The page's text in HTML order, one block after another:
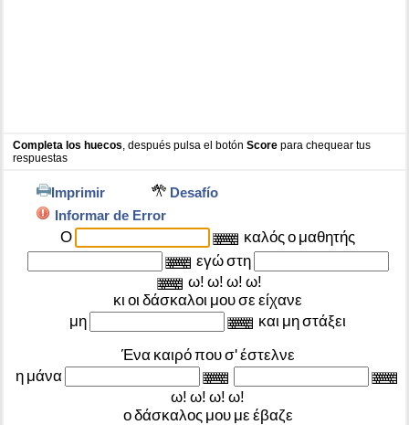
Completa los huecos , después pulsa el botónScore para chequear tus
respuestas
Imprimir
Desafío
Informar de Error
Ο καλόςο μαθητής
εγώστη
ω! ω! ω! ω!
κι οι δάσκαλοι μουσε είχανε
μη
και μηστάξει
Ένα καιρόπουσ'έστελνε
η μάνα
ω! ω! ω! ω!
οδάσκαλος μου με έβαζε